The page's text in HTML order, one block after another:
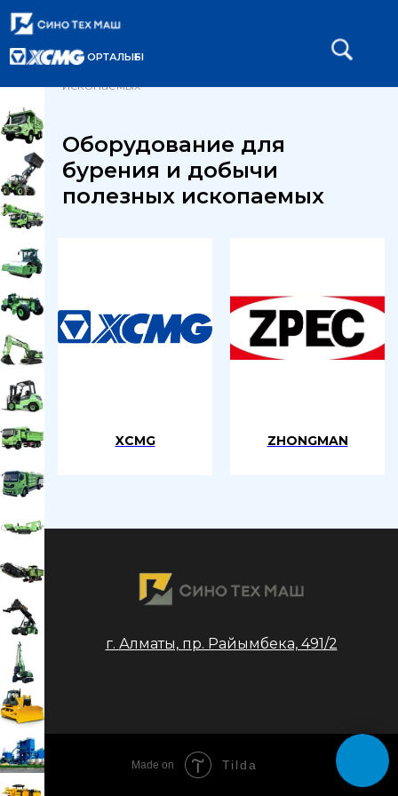
Главная
Оборудование для бурения и добычи полезных
ископаемых
Оборудование для
бурения и добычи
полезных ископаемых
XCMG ZHONGMAN
г. Алматы, пр. Райымбека, 491/2
Made on Tilda